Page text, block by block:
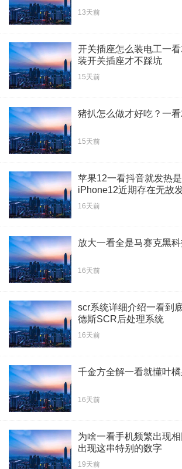
13天前
开关插座怎么装电工一
装开关插座才不踩坑
15天前
猪扒怎么做才好吃？一
15天前
苹果12一看抖音就发热
iPhone12近期存在无故
16天前
放大一看全是马赛克黑
16天前
scr系统详细介绍一看到
德斯SCR后处理系统
16天前
千金方全解一看就懂叶
16天前
为啥一看手机频繁出现
出现这串特别的数字
19天前